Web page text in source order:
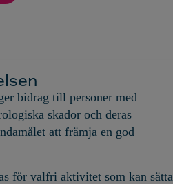
bidrag till personer med
skador och deras
att främja en god
för valfri aktivitet som kan sätta